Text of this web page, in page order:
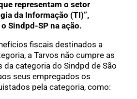
representam o setor
da Informação (TI)”,
Sindpd-SP na ação.
fiscais destinados a
a Tarvos não cumpre as
da categoria do Sindpd de São
seus empregados os
pela categoria, como: